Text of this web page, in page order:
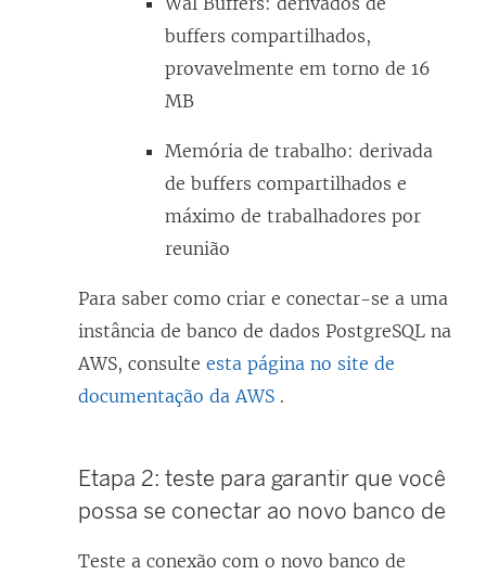
buffers compartilhados,
provavelmente em torno de 16
MB
Memória de trabalho: derivada
de buffers compartilhados e
máximo de trabalhadores por
reunião
Para saber como criar e conectar-se a uma
instância de banco de dados PostgreSQL na
AWS, consulte esta página no site de
documentação da AWS .
Etapa 2: teste para garantir que você
possa se conectar ao novo banco de
Teste a conexão com o novo banco de